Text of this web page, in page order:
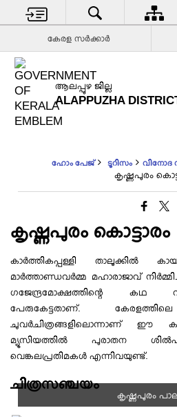
കേരള സര്‍ക്കാര്‍
ആലപ്പുഴ ജില്ല
ALAPPUZHA
ഹോം പേജ് ടൂറിസം വിനോദ
കൃഷ്ണപുരം
കൃഷ്ണപുരം കൊട്ടാരം
കാർത്തികപ്പള്ളി താലൂക്കില്‍
മാർത്താണ്ഡവർമ്മ മഹാരാജാവ്
ഗജേന്ദ്രമോക്ഷത്തിന്റെ കഥ
പേരുകേട്ടതാണ്.
ചുവർചിത്രങ്ങളിലൊന്നാണ് ഈ
മ്യൂസിയത്തിൽ പുരാതന
വെങ്കലപ്രതിമകൾ എന്നിവയുണ്ട്.
ചിത്രസഞ്ചയം
കൃഷ്ണപുരം